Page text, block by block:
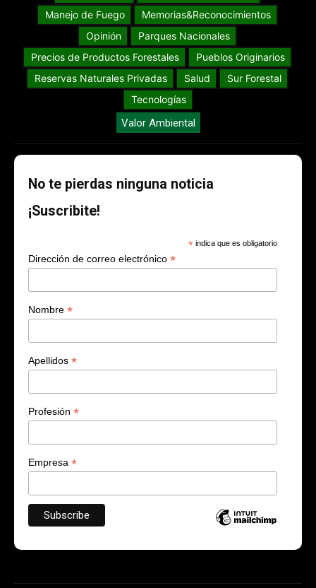
Manejo de Fuego
Memorias&Reconocimientos
Opinión
Parques Nacionales
Precios de Productos Forestales
Pueblos Originarios
Reservas Naturales Privadas
Salud
Sur Forestal
Tecnologías
Valor Ambiental
No te pierdas ninguna noticia
¡Suscribite!
* indica que es obligatorio
Dirección de correo electrónico *
Nombre *
Apellidos *
Profesión *
Empresa *